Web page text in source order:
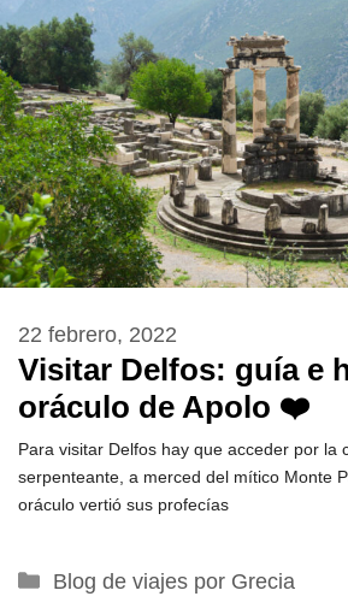
Visitar Delfos: guía e
oráculo de Apolo ❤️
22 febrero, 2022
Para visitar Delfos hay que acceder por la
serpenteante, a merced del mítico Monte
oráculo vertió sus profecías
Categorías
Blog de viajes por Grecia